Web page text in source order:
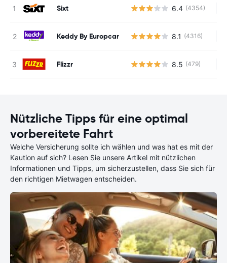
Sixt 6.4 (4354)
Keddy By Europcar 8.1 (4316)
Flizzr 8.5 (479)
Nützliche Tipps für eine optimal
vorbereitete Fahrt
Welche Versicherung sollte ich wählen und was hat es mit der
Kaution auf sich? Lesen Sie unsere Artikel mit nützlichen
Informationen und Tipps, um sicherzustellen, dass Sie sich für
den richtigen Mietwagen entscheiden.